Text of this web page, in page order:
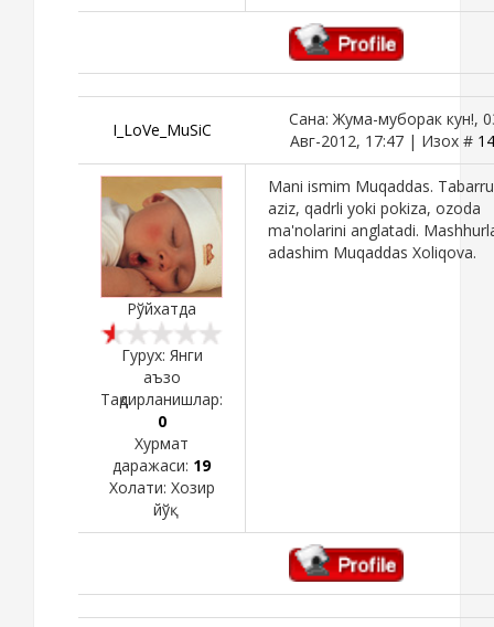
I_LoVe_MuSiC
Сана: Жума-муборак кун!,
Авг-2012, 17:47 | Изох #
Рўйхатда
Гурух: Янги
аъзо
Тақдирланишлар:
0
Хурмат
даражаси: 19
Холати: Хозир
йўқ
Mani ismim Muqaddas.
aziz, qadrli yoki pokiza, ozoda
ma'nolarini anglatadi.
adashim Muqaddas Xoliqova.